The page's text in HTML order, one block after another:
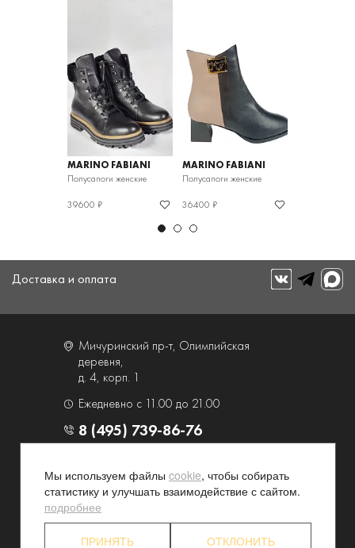
MARINO FABIANI
Полусапоги женские
39600 ₽
MARINO FABIANI
Полусапоги женские
36400 ₽
Доставка и оплата
Мичуринский пр-т, Олимпийская
деревня,
д. 4, корп. 1
Ежедневно с 11.00 до 21.00
8 (495) 739-86-76
Услуги
Контакты и схема проезда
Наши преимущества
Программа лояльности
Мы используем файлы cookie, чтобы собирать
статистику и улучшать взаимодействие с сайтом.
подробнее
ПРИНЯТЬ ОТКЛОНИТЬ